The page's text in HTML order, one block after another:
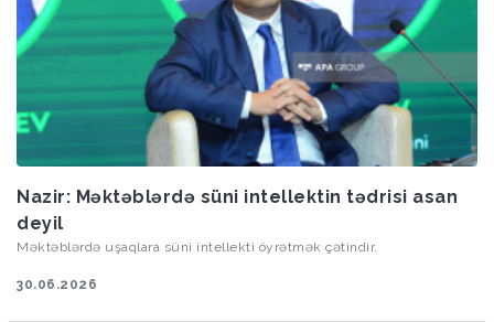
Nazir: Məktəblərdə süni intellektin tədrisi asan
deyil
Məktəblərdə uşaqlara süni intellekti öyrətmək çətindir.
30.06.2026